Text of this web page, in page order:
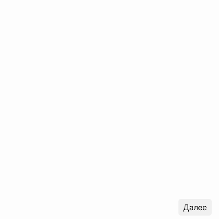
Далее